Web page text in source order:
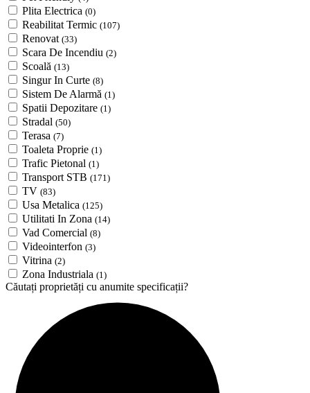
Plita Electrica (0)
Reabilitat Termic (107)
Renovat (33)
Scara De Incendiu (2)
Scoală (13)
Singur In Curte (8)
Sistem De Alarmă (1)
Spatii Depozitare (1)
Stradal (50)
Terasa (7)
Toaleta Proprie (1)
Trafic Pietonal (1)
Transport STB (171)
TV (83)
Usa Metalica (125)
Utilitati In Zona (14)
Vad Comercial (8)
Videointerfon (3)
Vitrina (2)
Zona Industriala (1)
Căutați proprietăți cu anumite specificații?